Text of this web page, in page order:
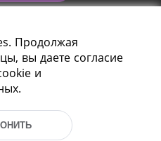
Продолжая
вы даете согласие
и